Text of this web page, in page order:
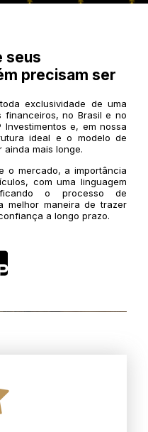
seus
precisam ser
exclusividade de uma
financeiros, no Brasil e no
Investimentos e, em nossa
ideal e o modelo de
mais longe.
o mercado, a importância
com uma linguagem
o processo de
melhor maneira de trazer
a longo prazo.